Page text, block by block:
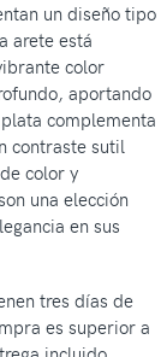
un diseño tipo
arete está
color
aportando
complementa
contraste sutil
color y
una elección
en sus
tres días de
es superior a